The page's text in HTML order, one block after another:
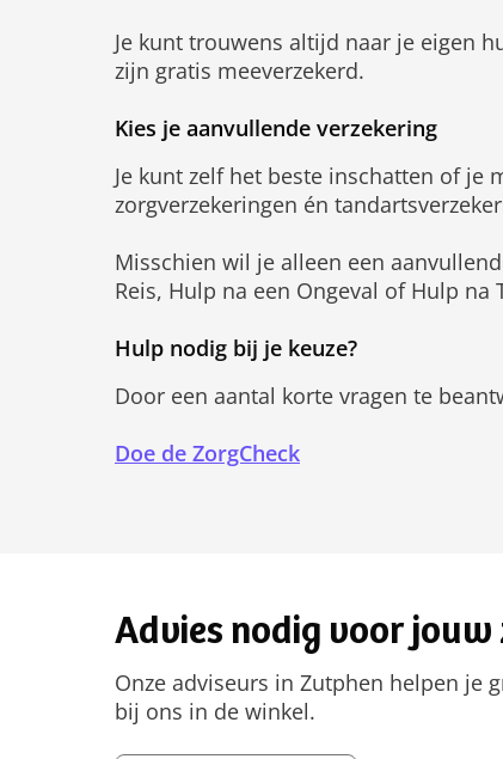
Je kunt trouwens altijd naar je eigen
zijn gratis meeverzekerd.
Kies je aanvullende verzekering
Je kunt zelf het beste inschatten of je
zorgverzekeringen én
Misschien wil je alleen een
Reis, Hulp na een Ongeval of Hulp na
Hulp nodig bij je keuze?
Door een aantal korte vragen te
Doe de ZorgCheck
Advies nodig voor jouw
Onze adviseurs in Zutphen helpen je
bij ons in de winkel.